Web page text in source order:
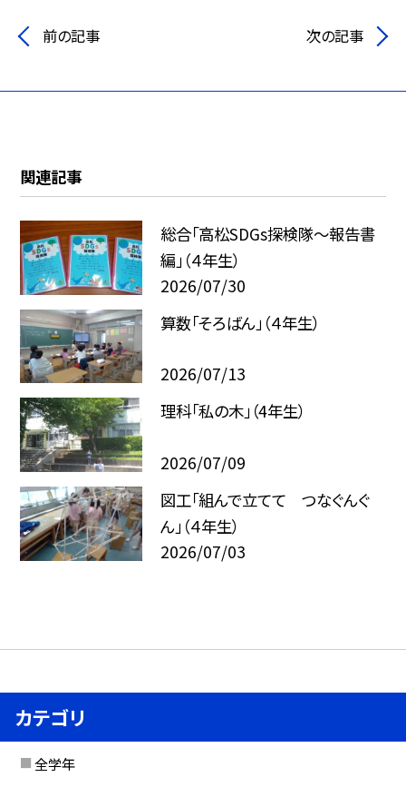
前の記事 次の記事
関連記事
総合「高松SDGs探検隊〜報告書
編」（４年生）
2026/07/30
算数「そろばん」（４年生）
2026/07/13
理科「私の木」（4年生）
2026/07/09
図工「組んで立てて つなぐんぐ
ん」（４年生）
2026/07/03
カテゴリ
全学年